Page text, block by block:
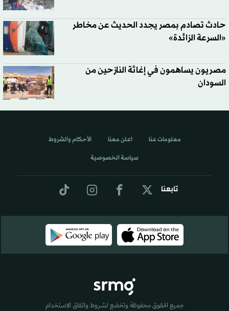
حادث تصادم بمصر يجدد الحديث عن مخاطر
«السرعة الزائدة»
مصريون يساهمون في إغاثة النازحين من
السودان
تابعنا
معلومات عنا اعلن معنا الأحكام والشروط
سياسة الخصوصية
جميع الحقوق محفوظة وتخضع لشروط واتفاق الاستخدام